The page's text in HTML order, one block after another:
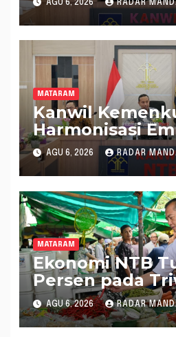
Sumbawa Barat
Harmonisasi
AGU 6, 2026 RADAR
MATARAM
Kanwil
Harmonisasi
Rapergub
Kepastian
AGU 6, 2026 RADAR
MATARAM
Ekonomi NTB
Persen pada
2026, Tertinggi
Nasional
AGU 6, 2026 RADAR